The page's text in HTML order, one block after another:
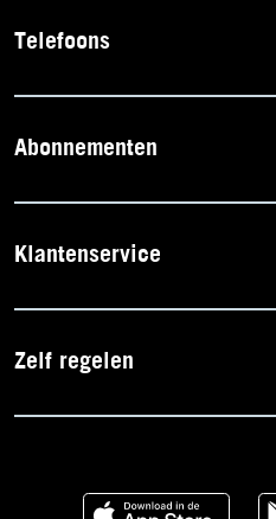
Telefoons
Abonnementen
Klantenservice
Zelf regelen